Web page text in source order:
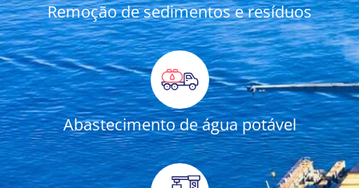
Remoção de sedimentos e resíduos
Abastecimento de água potável